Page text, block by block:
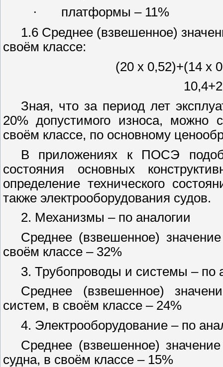
·
платформы – 11%
1.6 Среднее (взвешенное)
своём классе:
(20 х 0,52)+(14 х
Зная, что за период лет
20% допустимого износа, можно
своём классе, по основному
В приложениях к ПОСЭ
состояния основных
определение технического
также электрооборудования судов.
2. Механизмы – по аналогии
Среднее (взвешенное)
своём классе – 32%
3. Трубопроводы и системы – по
Среднее (взвешенное)
систем, в своём классе – 24%
4. Электрооборудование – по
Среднее (взвешенное)
судна, в своём классе – 15%